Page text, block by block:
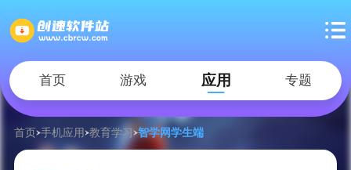
首页 游戏 应用 专题
首页 手机应用 教育学习 智学网学生端